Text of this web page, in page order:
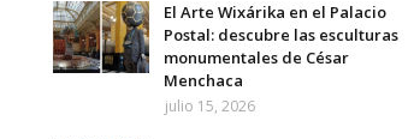
El Arte Wixárika en el Palacio
Postal: descubre las esculturas
monumentales de César
Menchaca
julio 15, 2026